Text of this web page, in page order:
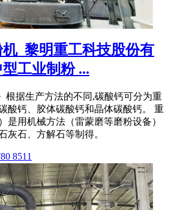
_黎明重工科技股份有
工业制粉 ...
根据生产方法的不同,碳酸钙可分为重
酸钙、胶体碳酸钙和晶体碳酸钙。 重
是用机械方法（雷蒙磨等磨粉设备）
灰石、方解石等制得。
8511